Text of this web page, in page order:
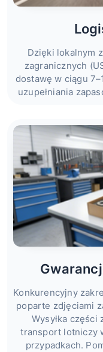
Dzięki lokalnym
zagranicznych
dostawę w ciągu
uzupełniania
Konkurencyjny
poparte zdjęciami
Wysyłka
transport lotniczy
przypadkach.